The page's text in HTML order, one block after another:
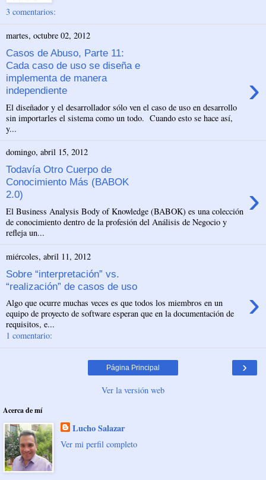
3 comentarios:
martes, octubre 02, 2012
Casos de Abuso, Parte 11:
Cada caso de uso se diseña e
implementa de manera
independiente
›
El diseñador y el desarrollador sólo ven el caso de uso en desarrollo
sin importarles el sistema como un todo. Cuando esto se hace así,
y...
domingo, abril 15, 2012
Todavía Otro Cuerpo de
Conocimiento Más (BABOK
2.0)
›
El Business Analysis Body of Knowledge (BABOK) es una colección
de conocimiento dentro de la profesión del Análisis de Negocio y
refleja un...
miércoles, abril 11, 2012
Sobre “interpretación” vs.
“realización” de casos de uso
›
Algo que ocurre muchas veces es que todos los miembros en un
equipo de proyecto de software esperan que en la documentación de
requisitos, e...
1 comentario:
›
Página Principal
Ver la versión web
Acerca de mí
Lucho Salazar
Ver mi perfil completo